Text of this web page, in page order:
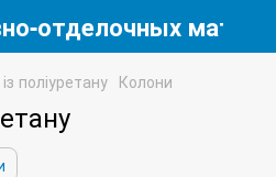
отделочных
поліуретану Колони